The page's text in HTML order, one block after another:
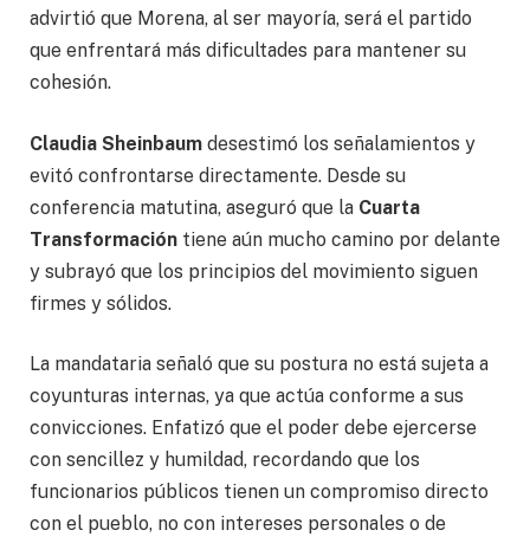
advirtió que Morena, al ser mayoría, será el partido
que enfrentará más dificultades para mantener su
cohesión.
Claudia Sheinbaum desestimó los señalamientos y
evitó confrontarse directamente. Desde su
conferencia matutina, aseguró que la Cuarta
Transformación tiene aún mucho camino por delante
y subrayó que los principios del movimiento siguen
firmes y sólidos.
La mandataria señaló que su postura no está sujeta a
coyunturas internas, ya que actúa conforme a sus
convicciones. Enfatizó que el poder debe ejercerse
con sencillez y humildad, recordando que los
funcionarios públicos tienen un compromiso directo
con el pueblo, no con intereses personales o de